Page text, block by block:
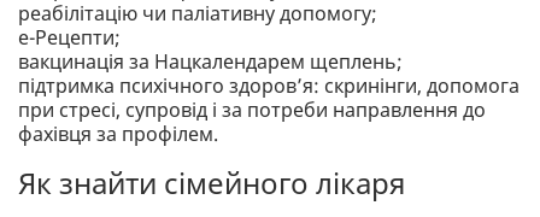
реабілітацію чи паліативну допомогу;
е-Рецепти;
вакцинація за Нацкалендарем щеплень;
підтримка психічного здоров’я: скринінги, допомога
при стресі, супровід і за потреби направлення до
фахівця за профілем.
Як знайти сімейного лікаря